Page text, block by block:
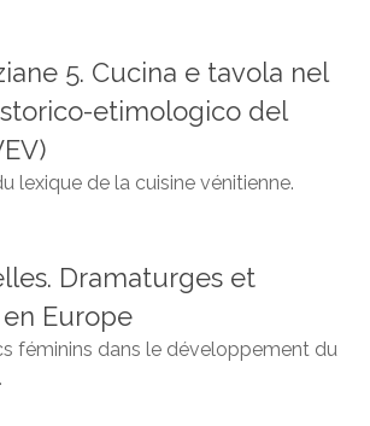
5. Cucina e tavola nel
etimologico del
lexique de la cuisine vénitienne.
Dramaturges et
Europe
féminins dans le développement du